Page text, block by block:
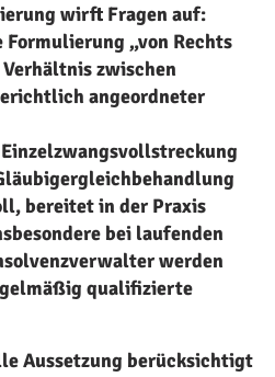
wirft Fragen auf:
„von Rechts
zwischen
angeordneter
bereitet in der Praxis
bei laufenden
werden
qualifizierte
Aussetzung berücksichtigt